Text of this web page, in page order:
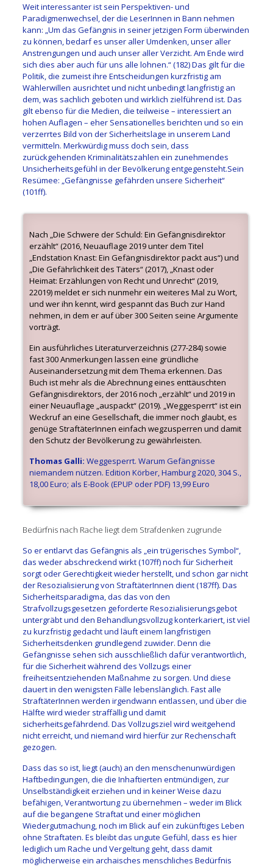
Weit interessanter ist sein Perspektiven- und
Paradigmenwechsel, der die LeserInnen in Bann nehmen
kann: „Um das Gefängnis in seiner jetzigen Form überwinden
zu können, bedarf es unser aller Umdenken, unser aller
Anstrengungen und auch unser aller Verzicht. Am Ende wird
sich dies aber auch für uns alle lohnen.“ (182)Das gilt fürdie
Politik, die zumeist ihre Entscheidungen kurzfristig am
Wählerwillen ausrichtet und nicht unbedingtlangfristig an
dem, was sachlich geboten und wirklich zielführend ist. Das
gilt ebenso fürdie Medien, die teilweise – interessiert an
hohen Auflagen – eher Sensationelles berichten und so ein
verzerrtes Bild von der Sicherheitslage in unserem Land
vermitteln. Merkwürdig muss doch sein, dass
zurückgehenden Kriminalitätszahlen ein zunehmendes
Unsicherheitsgefühl in derBevölkerung entgegensteht.Sein
Resümee: „Gefängnisse gefährden unsere Sicherheit“
(101ff).
Nach „Die Schwere der Schuld: Ein Gefängnisdirektor
erzählt“ (2016, Neuauflage 2019 unter dem Titel
„Endstation Knast: Ein Gefängnisdirektor packt aus“) und
„Die Gefährlichkeit des Täters“ (2017), „Knast oder
Heimat: Erzählungen von Recht und Unrecht“ (2019,
22019) meldet er sich nunmehr ein weiteres Mal zu Wort,
und wer ihn kennt, wird gespannt das Buch zur Hand
nehmen, in dem er auf über 300 Seiten seine Argumente
vorträgt.
Ein ausführliches Literaturverzeichnis (277-284) sowie
fast 300 Anmerkungen lassen eine gründliche
Auseinandersetzung mit dem Thema erkennen. Das
Buch ist mehr als die Abrechnung eines enttäuschten
Gefängnisdirektors, der 2016 noch „erzählt“ und 2019 in
einer Neuauflage „auspackt“ (2019). „Weggesperrt“ ist ein
Weckruf an eine Gesellschaft, die immer noch glaubt, es
genüge StraftäterInnen einfach wegzusperren und damit
den Schutz der Bevölkerung zu gewährleisten.
Thomas Galli: Weggesperrt. Warum Gefängnisse
niemandem nützen. Edition Körber, Hamburg 2020, 304 S.,
18,00 Euro; als E-Book (EPUP oder PDF) 13,99 Euro
Bedürfnis nach Rache liegt dem Strafdenken zugrunde
So erentlarvtdas Gefängnis als „ein trügerisches Symbol“,
das weder abschreckend wirkt (107ff) noch für Sicherheit
sorgt oder Gerechtigkeit wieder herstellt,und schon gar nicht
der Resozialisierung von StraftäterInnen dient (187ff). Das
Sicherheitsparadigma, das das von den
Strafvollzugsgesetzen geforderte Resozialisierungsgebot
untergräbt und den Behandlungsvollzug konterkariert, ist viel
zu kurzfristig gedacht und läuft einem langfristigen
Sicherheitsdenken grundlegend zuwider. Denn die
Gefängnisse sehen sich ausschließlich dafür verantwortlich,
für die Sicherheit während des Vollzugs einer
freiheitsentziehenden Maßnahme zu sorgen. Und diese
dauert in den wenigsten Fälle lebenslänglich. Fast alle
StraftäterInnen werden irgendwann entlassen,und über die
Hälfte wird wieder straffällig und damit
sicherheitsgefährdend. Das Vollzugsziel wird weitgehend
nicht erreicht, und niemand wird hierfür zur Rechenschaft
gezogen.
Dass das so ist,liegt(auch) an den menschenunwürdigen
Haftbedingungen, die die Inhaftierten entmündigen, zur
Unselbständigkeit erziehen und in keiner Weise dazu
befähigen,Verantwortung zu übernehmen – weder im Blick
auf die begangene Straftat und einer möglichen
Wiedergutmachung, noch im Blick auf ein zukünftiges Leben
ohne Straftaten. Es bleibt das ungute Gefühl, dass es hier
lediglich um Rache und Vergeltung geht, dass damit
möglicherweise ein archaisches menschliches Bedürfnis